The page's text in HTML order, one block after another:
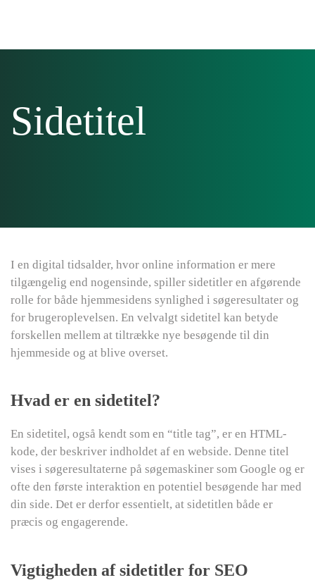
Sidetitel
I en digital tidsalder, hvor online information er mere
tilgængelig end nogensinde, spiller sidetitler en afgørende
rolle for både hjemmesidens synlighed i søgeresultater og
for brugeroplevelsen. En velvalgt sidetitel kan betyde
forskellen mellem at tiltrække nye besøgende til din
hjemmeside og at blive overset.
Hvad er en sidetitel?
En sidetitel, også kendt som en “title tag”, er en HTML-
kode, der beskriver indholdet af en webside. Denne titel
vises i søgeresultaterne på søgemaskiner som Google og er
ofte den første interaktion en potentiel besøgende har med
din side. Det er derfor essentielt, at sidetitlen både er
præcis og engagerende.
Vigtigheden af sidetitler for SEO